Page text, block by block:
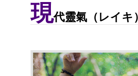
現代靈氣（レイキ